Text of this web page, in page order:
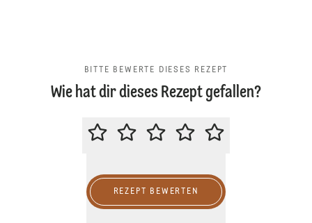
BITTE BEWERTE DIESES REZEPT
Wie hat dir dieses Rezept gefallen?
BITTE BEWERTE DIESES REZEPT
REZEPT BEWERTEN